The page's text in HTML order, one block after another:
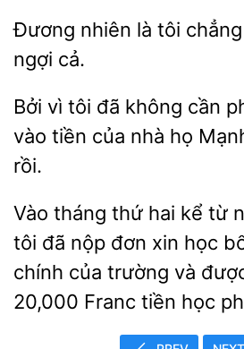
nhiên là tôi
ngợi cả.
Bởi vì tôi đã không cần
vào tiền của
họ
rồi.
Vào tháng thứ hai kể từ
tôi đã nộp đơn xin học
chính của trường và
20,000 Franc tiền học